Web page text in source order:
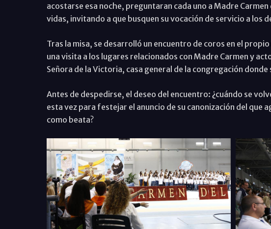
acostarse esa noche, preguntaran cada uno a Madre Carmen
vidas, invitando a que busquen su vocación de servicio a los
Tras la misa, se desarrolló un encuentro de coros en el
una visita a los lugares relacionados con Madre Carmen y
Señora de la Victoria, casa general de la congregación
Antes de despedirse, el deseo del encuentro: ¿cuándo se
esta vez para festejar el anuncio de su canonización del que
como beata?